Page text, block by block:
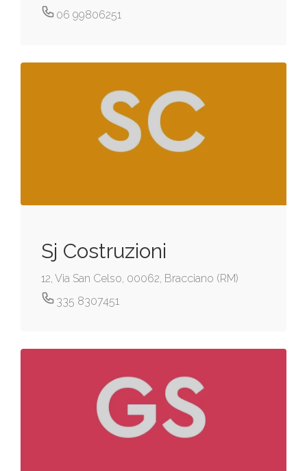
06 99806251
Sj Costruzioni
12, Via San Celso, 00062, Bracciano (RM)
335 8307451